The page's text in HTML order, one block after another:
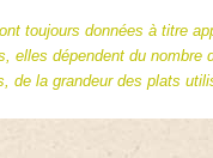
toujours données à titre
elles dépendent du nombre
de la grandeur des plats